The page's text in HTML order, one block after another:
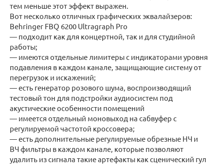
тем меньше этот эффект выражен.
Вот несколько отличных графических эквалайзеров:
Behringer FBQ 6200 Ultragraph Pro
— подходит как для концертной, так и для студийной
работы;
— имеются отдельные лимитеры с индикаторами уровня
подавления в каждом канале, защищающие систему от
перегрузок и искажений;
— есть генератор розового шума, воспроизводящий
тестовый тон для подстройки аудиосистем под
акустические особенности помещений
— имеется отдельный моновыход на сабвуфер с
регулируемой частотой кроссовера;
— есть дополнительные регулируемые обрезные НЧ и
ВЧ фильтры в каждом канале, которые позволяют
удалить из сигнала такие артефакты как сценический гул